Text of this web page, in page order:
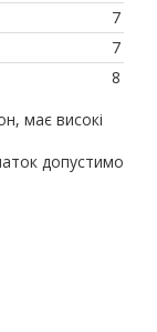
7
7
8
має високі
допустимо